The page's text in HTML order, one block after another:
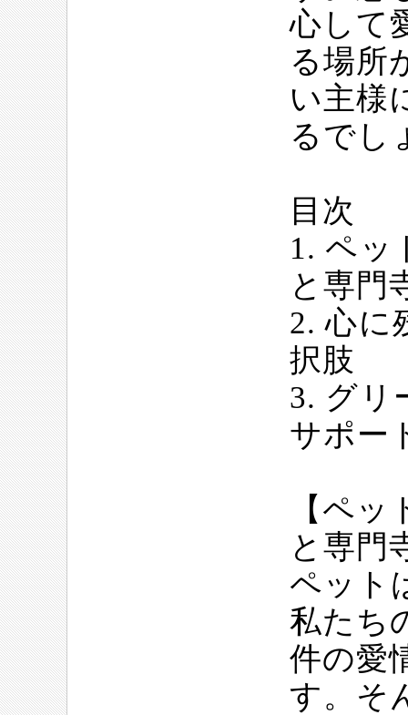
心して
る場所
い主様
るでし
目次
1. ペッ
と専門
2. 心に
択肢
3. グリ
サポー
【ペ
と専門
ペット
私たち
件の愛
す。そ